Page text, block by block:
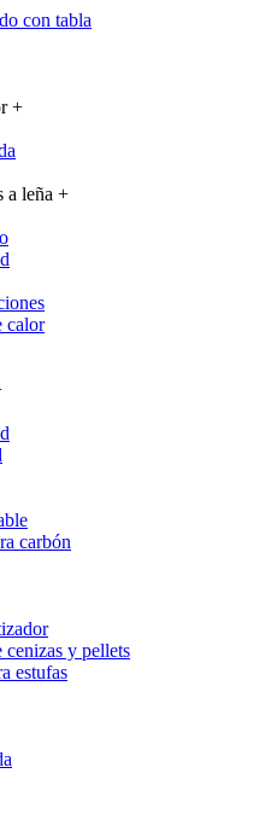
con tabla
+
a leña +
calor
carbón
cenizas y pellets
estufas